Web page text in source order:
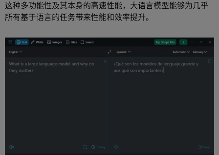
这种多功能性及其本身的高速性能，大语言模型能够为几乎
所有基于语言的任务带来性能和效率提升。